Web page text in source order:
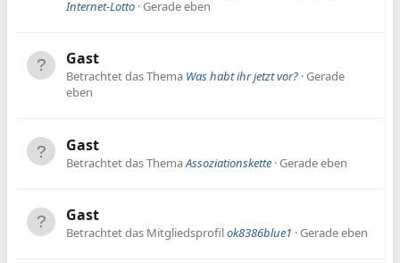
Internet-Lotto Gerade eben
Gast
Betrachtet das Thema Was habt ihr jetzt vor? Gerade
eben
Gast
Betrachtet das ThemaAssoziationskette Gerade eben
Gast
Betrachtet das Mitgliedsprofilok8386blue1 Gerade eben